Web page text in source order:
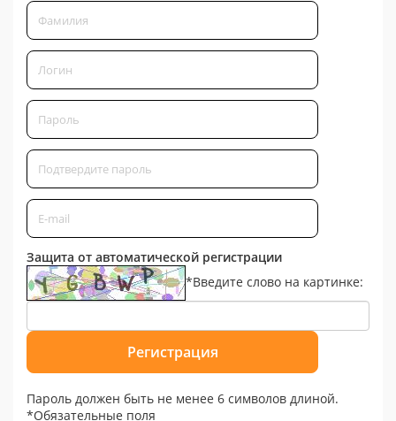
Защита от автоматической регистрации
*Введите слово на картинке:
Пароль должен быть не менее 6 символов длиной.
*Обязательные поля